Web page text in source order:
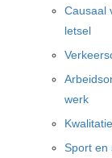
Causaal
letsel
werk
Sport en